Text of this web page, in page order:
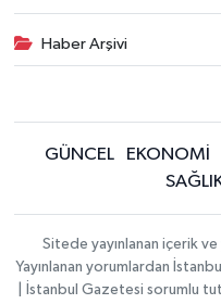
Haber Arşivi
GÜNCEL EKONOMİ
Sitede yayınlanan içerik
Yayınlanan yorumlardan
| İstanbul Gazetesi sorumlu